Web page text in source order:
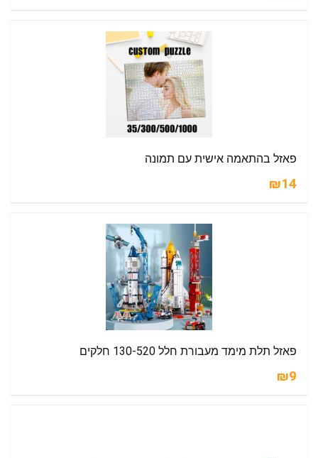
פאזל בהתאמה אישית עם תמונה
₪14
פאזל תלת מימד מעבורת חלל 130-520 חלקים
₪9